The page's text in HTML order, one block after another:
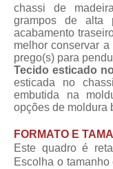
chassi de
grampos de alta
acabamento
melhor conservar
prego(s) para
Tecido esticado
esticada no
embutida na
opções de moldura
FORMATO E
Este quadro é
Escolha o